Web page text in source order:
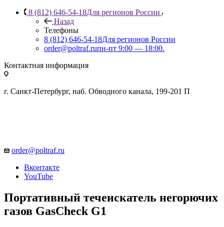
8 (812) 646-54-18Для регионов России
Назад
Телефоны
8 (812) 646-54-18Для регионов России
order@poltraf.ruпн-пт 9:00 — 18:00.
Контактная информация
г. Санкт-Петербург, наб. Обводного канала, 199-201 П
order@poltraf.ru
Вконтакте
YouTube
Портативный течеискатель негорючих
газов GasCheck G1